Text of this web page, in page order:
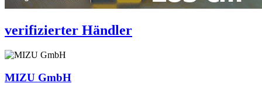
verifizierter Händler
MIZU GmbH